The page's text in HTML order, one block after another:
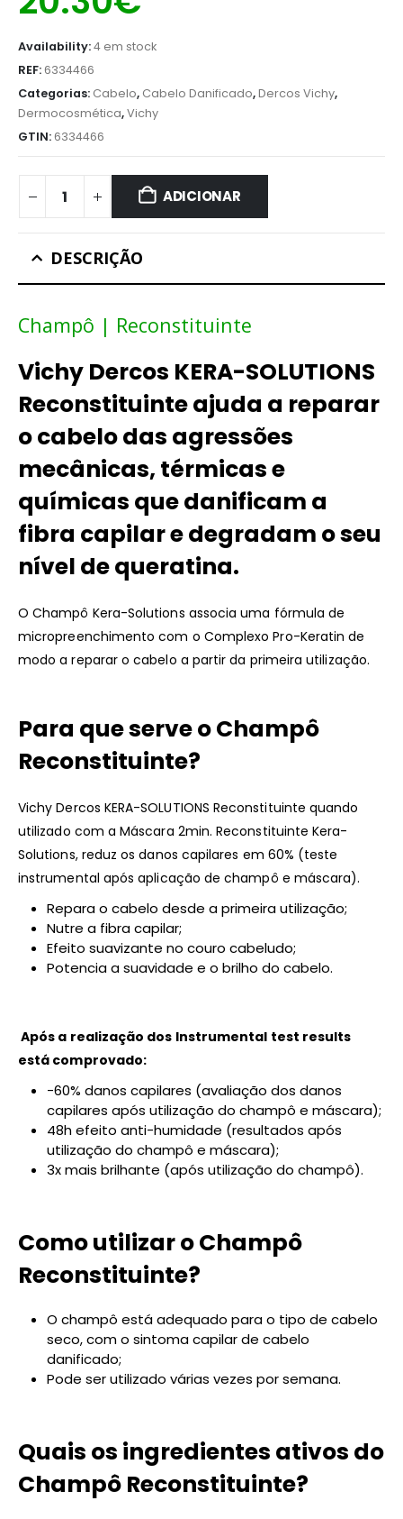
Availability:4 em stock
REF:6334466
Categorias: Cabelo, Cabelo Danificado,Dercos Vichy,
Dermocosmética,Vichy
GTIN:6334466
ADICIONAR
DESCRIÇÃO
Champô | Reconstituinte
Vichy Dercos KERA-SOLUTIONS
Reconstituinte ajuda a reparar
o cabelo das agressões
mecânicas, térmicas e
químicas que danificam a
fibra capilar e degradam o seu
nível de queratina.
O Champô Kera-Solutions associa uma fórmula de
micropreenchimento com o Complexo Pro-Keratin de
modo a reparar o cabelo a partir da primeira utilização.
Para que serve o Champô
Reconstituinte?
Vichy Dercos KERA-SOLUTIONS Reconstituinte quando
utilizado com a Máscara 2min. Reconstituinte Kera-
Solutions, reduz os danos capilares em 60% (teste
instrumental após aplicação de champô e máscara).
Repara o cabelo desde a primeira utilização;
Nutre a fibra capilar;
Efeito suavizante no couro cabeludo;
Potencia a suavidade e o brilho do cabelo.
Após a realização dos Instrumental test results
está comprovado:
-60% danos capilares (avaliação dos danos
capilares após utilização do champô e máscara);
48h efeito anti-humidade (resultados após
utilização do champô e máscara);
3x mais brilhante (após utilização do champô).
Como utilizar o Champô
Reconstituinte?
O champô está adequado para o tipo de cabelo
seco, com o sintoma capilar de cabelo
danificado;
Pode ser utilizado várias vezes por semana.
Quais os ingredientes ativos do
Champô Reconstituinte?